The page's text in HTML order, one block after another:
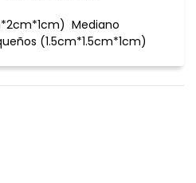
Mediano
(1.5cm*1.5cm*1cm)